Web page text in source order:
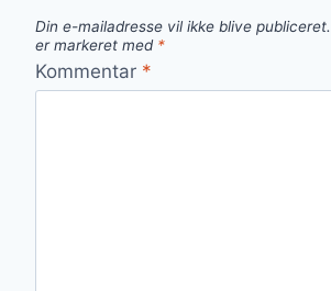
Din e-mailadresse vil ikke blive publiceret.
er markeret med *
Kommentar *